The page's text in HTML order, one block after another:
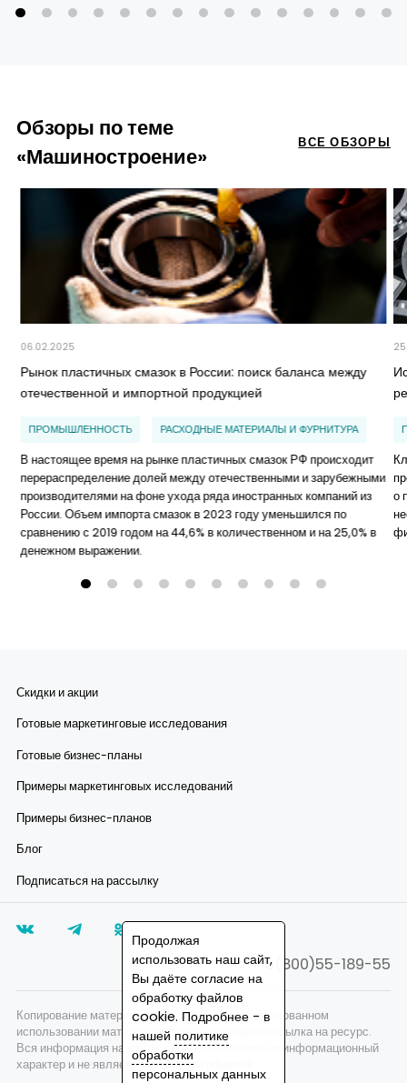
Обзоры по теме
«Машиностроение»
ВСЕ ОБЗОРЫ
06.02.2025
Рынок пластичных смазок в России: поиск баланса между
отечественной и импортной продукцией
ПРОМЫШЛЕННОСТЬ РАСХОДНЫЕ МАТЕРИАЛЫ И ФУРНИТУРА
В настоящее время на рынке пластичных смазок РФ происходит
перераспределение долей между отечественными и зарубежными
производителями на фоне ухода ряда иностранных компаний из
России. Объем импорта смазок в 2023 году уменьшился по
сравнению с 2019 годом на 44,6% в количественном и на 25,0% в
денежном выражении.
о
Скидки и акции
Готовые маркетинговые исследования
Готовые бизнес-планы
Примеры маркетинговых исследований
Примеры бизнес-планов
Блог
Подписаться на рассылку
8(800)55-189-55
Копирование материалов запрещено, при согласованном
использовании материалов сайта необходима ссылка на ресурс.
Вся информация на сайте носит исключительно информационный
характер и не является публичной офертой.
Продолжая
использовать наш сайт,
Вы даёте согласие на
обработку файлов
cookie. Подробнее - в
нашей политике
обработки
персональных данных